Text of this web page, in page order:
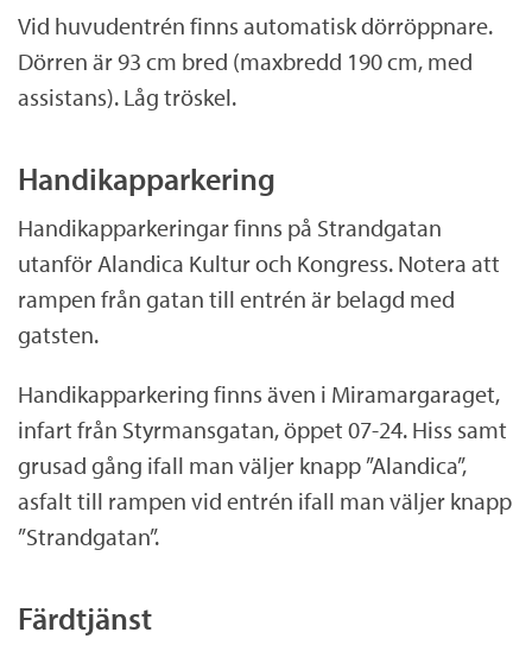
Vid huvudentrén finns automatisk dörröppnare.
Dörren är 93 cm bred (maxbredd 190 cm, med
assistans). Låg tröskel.
Handikapparkering
Handikapparkeringar finns på Strandgatan
utanför Alandica Kultur och Kongress. Notera att
rampen från gatan till entrén är belagd med
gatsten.
Handikapparkering finns även i Miramargaraget,
infart från Styrmansgatan, öppet 07-24. Hiss samt
grusad gång ifall man väljer knapp ”Alandica”,
asfalt till rampen vid entrén ifall man väljer knapp
”Strandgatan”.
Färdtjänst